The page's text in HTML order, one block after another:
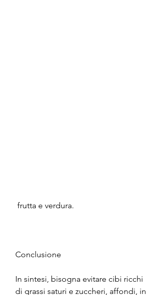
frutta e verdura.
Conclusione
In sintesi, bisogna evitare cibi ricchi
di grassi saturi e zuccheri, affondi, in